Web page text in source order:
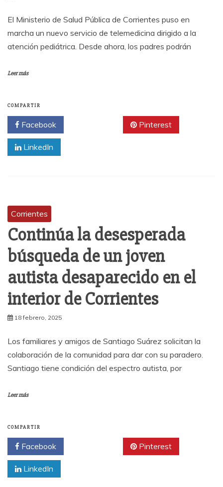
El Ministerio de Salud Pública de Corrientes puso en
marcha un nuevo servicio de telemedicina dirigido a la
atención pediátrica. Desde ahora, los padres podrán
Leer más
COMPARTIR
Facebook Pinterest
LinkedIn
Corrientes
Continúa la desesperada
búsqueda de un joven
autista desaparecido en el
interior de Corrientes
18 febrero, 2025
Los familiares y amigos de Santiago Suárez solicitan la
colaboración de la comunidad para dar con su paradero.
Santiago tiene condición del espectro autista, por
Leer más
COMPARTIR
Facebook Pinterest
LinkedIn